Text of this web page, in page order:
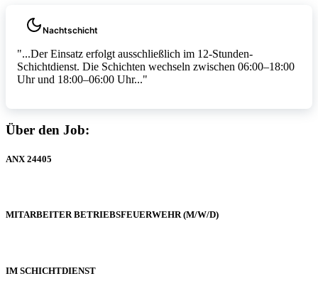
Nachtschicht
"...Der Einsatz erfolgt ausschließlich im 12-Stunden-
Schichtdienst. Die Schichten wechseln zwischen 06:00–18:00
Uhr und 18:00–06:00 Uhr..."
Über den Job:
ANX 24405
MITARBEITER BETRIEBSFEUERWEHR (M/W/D)
IM SCHICHTDIENST